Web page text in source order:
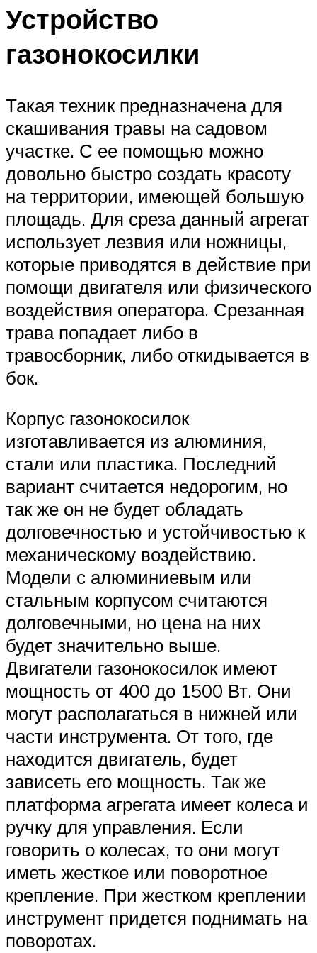
Устройство
газонокосилки
Такая техник предназначена для
скашивания травы на садовом
участке. С ее помощью можно
довольно быстро создать красоту
на территории, имеющей большую
площадь. Для среза данный агрегат
использует лезвия или ножницы,
которые приводятся в действие при
помощи двигателя или физического
воздействия оператора. Срезанная
трава попадает либо в
травосборник, либо откидывается в
бок.
Корпус газонокосилок
изготавливается из алюминия,
стали или пластика. Последний
вариант считается недорогим, но
так же он не будет обладать
долговечностью и устойчивостью к
механическому воздействию.
Модели с алюминиевым или
стальным корпусом считаются
долговечными, но цена на них
будет значительно выше.
Двигатели газонокосилок имеют
мощность от 400 до 1500 Вт. Они
могут располагаться в нижней или
части инструмента. От того, где
находится двигатель, будет
зависеть его мощность. Так же
платформа агрегата имеет колеса и
ручку для управления. Если
говорить о колесах, то они могут
иметь жесткое или поворотное
крепление. При жестком креплении
инструмент придется поднимать на
поворотах.